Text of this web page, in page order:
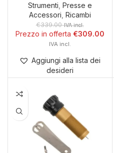
Strumenti Presse e
Accessori Ricambi
€339.00 IVA incl.
€309.00
Aggiungi alla lista dei
desideri